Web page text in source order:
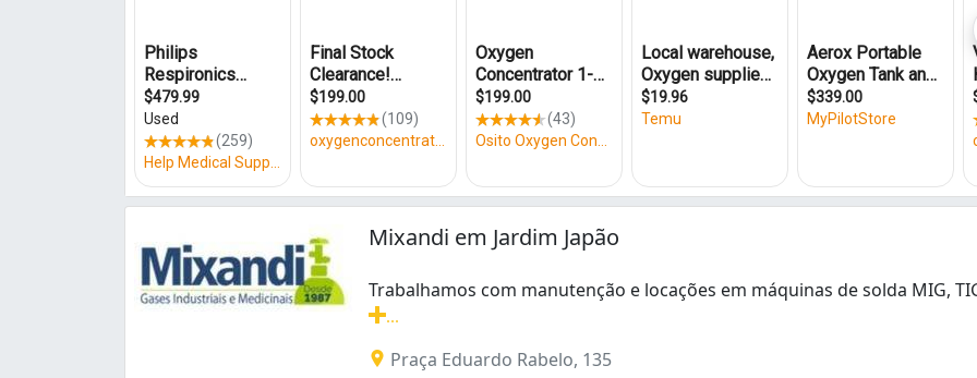
Santana (1)
Socorro (1)
Vila Amália (Zona Norte) (1)
Vila Aricanduva (2)
Vila Babilônia (1)
Vila Clementino (1)
Vila Moinho Velho (1)
Vila Natália (1)
Vila Prudente (1)
Mixandi em Jardim Japão
Trabalhamos com manutenção e locações em máquinas de solda MIG,
Praça Eduardo Rabelo, 135